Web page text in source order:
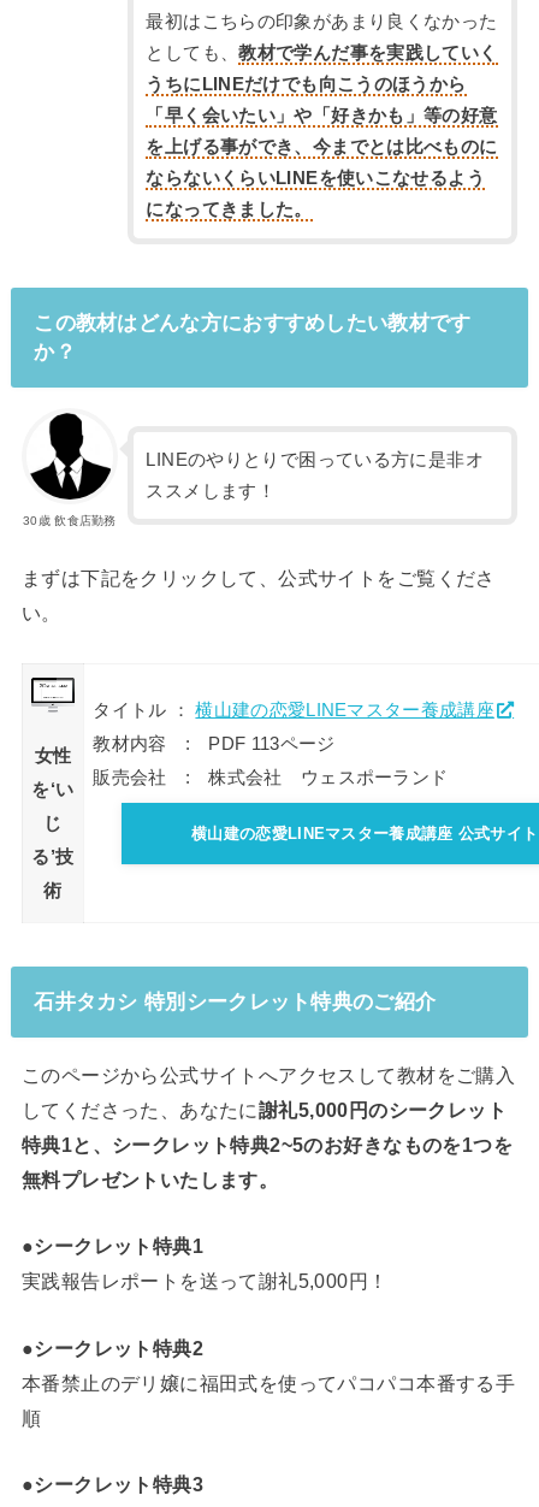
最初はこちらの印象があまり良くなかった
としても、教材で学んだ事を実践していく
うちにLINEだけでも向こうのほうから
「早く会いたい」や「好きかも」等の好意
を上げる事ができ、今までとは比べものに
ならないくらいLINEを使いこなせるよう
になってきました。
この教材はどんな方におすすめしたい教材です
か？
30歳 飲食店勤務
LINEのやりとりで困っている方に是非オ
ススメします！
まずは下記をクリックして、公式サイトをご覧くださ
い。
女性
を‘い
じ
る’技
術
タイトル ：横山建の恋愛LINEマスター養成講座
教材内容 : PDF 113ページ
販売会社 : 株式会社 ウェスポーランド
横山建の恋愛LINEマスター養成講座 公式サイト
石井タカシ 特別シークレット特典のご紹介
このページから公式サイトへアクセスして教材をご購入
してくださった、あなたに謝礼5,000円のシークレット
特典1と、シークレット特典2~5のお好きなものを1つを
無料プレゼントいたします。
●シークレット特典1
実践報告レポートを送って謝礼5,000円！
●シークレット特典2
本番禁止のデリ嬢に福田式を使ってパコパコ本番する手
順
●シークレット特典3